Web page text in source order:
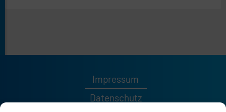
Impressum
Datenschutz